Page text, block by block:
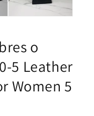
o
5 Leather
Women 5